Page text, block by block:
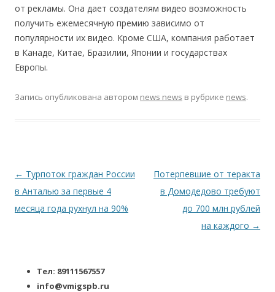
от рекламы. Она дает создателям видео возможность
получить ежемесячную премию зависимо от
популярности их видео. Кроме США, компания работает
в Канаде, Китае, Бразилии, Японии и государствах
Европы.
Запись опубликована автором news news в рубрике news.
Навигация по записям
← Турпоток граждан России
в Анталью за первые 4
месяца года рухнул на 90%
Потерпевшие от теракта
в Домодедово требуют
до 700 млн рублей
на каждого →
Тел: 89111567557
info@vmigspb.ru